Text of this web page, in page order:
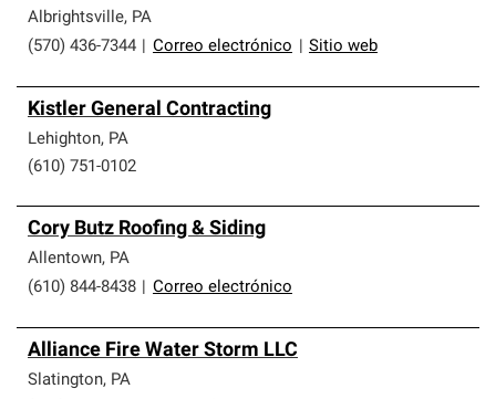
Albrightsville, PA
(570) 436-7344
Correo electrónico Sitio web
Kistler General Contracting
Lehighton, PA
(610) 751-0102
Cory Butz Roofing & Siding
Allentown, PA
(610) 844-8438
Correo electrónico
Alliance Fire Water Storm LLC
Slatington, PA